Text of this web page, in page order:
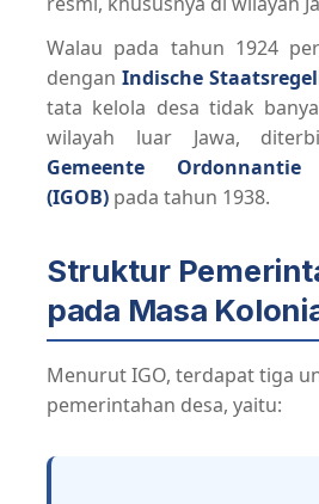
Walau pada tahun 1924
dengan Indische
tata kelola desa tidak
wilayah luar Jawa,
Gemeente Ordonnantie
(IGOB) pada tahun 1938.
Struktur
pada Masa
Menurut IGO, terdapat tiga
pemerintahan desa, yaitu: